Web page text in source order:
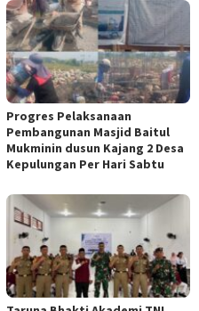
Progres Pelaksanaan
Pembangunan Masjid Baitul
Mukminin dusun Kajang 2 Desa
Kepulungan Per Hari Sabtu